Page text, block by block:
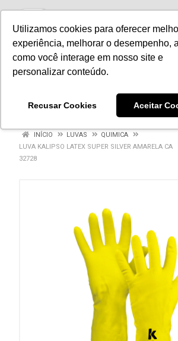
Utilizamos cookies para oferecer
experiência, melhorar o desempenho,
como você interage em nosso site e
personalizar conteúdo.
Recusar Cookies Aceitar
Baixe
INÍCIO LUVAS
QUIMICA
LUVA KALIPSO LATEX SUPER SILVER AMARELA CA
32728